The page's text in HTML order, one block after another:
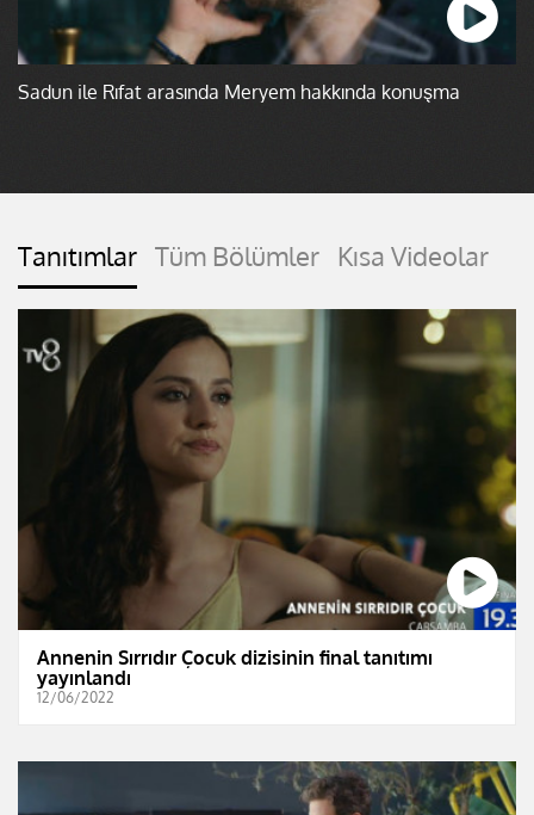
Sadun ile Rıfat arasında Meryem hakkında konuşma
Tanıtımlar Tüm Bölümler Kısa Videolar
Annenin Sırrıdır Çocuk dizisinin final tanıtımı
yayınlandı
12/06/2022